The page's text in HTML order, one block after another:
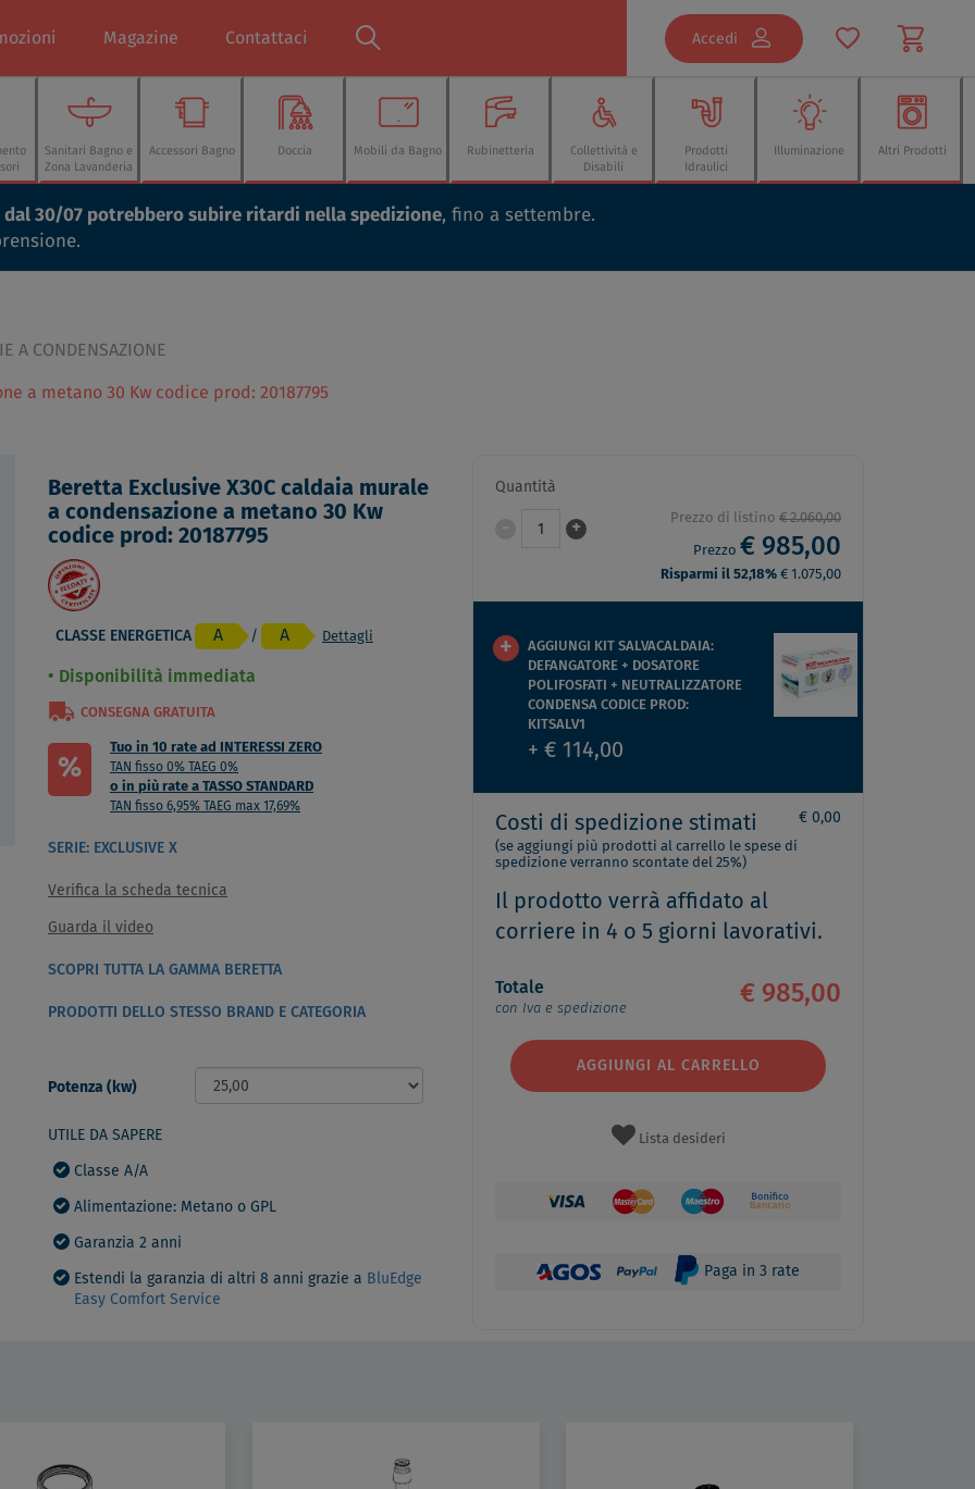
Magazine Contattaci Accedi
Sanitari Bagno e
Zona Lavanderia
Accessori Bagno Doccia Mobili da Bagno Rubinetteria
Collettività e
Disabili
Prodotti
Idraulici
Illuminazione Altri Prodotti
30/07 potrebbero subire ritardi nella spedizione, fino a settembre.
A CONDENSAZIONE
a metano 30 Kw codice prod: 20187795
Beretta Exclusive X30C caldaia murale
a condensazione a metano 30 Kw
codice prod: 20187795
CLASSE ENERGETICA A / A Dettagli
Disponibilità immediata
CONSEGNA GRATUITA
%
Tuo in 10 rate ad INTERESSI ZERO
TAN fisso 0% TAEG 0%
o in più rate a TASSO STANDARD
TAN fisso 6,95% TAEG max 17,69%
SERIE: EXCLUSIVE X
Verifica la scheda tecnica
Guarda il video
SCOPRI TUTTA LA GAMMA BERETTA
PRODOTTI DELLO STESSO BRAND E CATEGORIA
Potenza (kw)
UTILE DA SAPERE
Classe A/A
Alimentazione: Metano o GPL
Garanzia 2 anni
Estendi la garanzia di altri 8 anni grazie a BluEdge
Easy Comfort Service
Quantità
1 +
Prezzo di listino € 2.060,00
Prezzo € 985,00
Risparmi il 52,18% € 1.075,00
AGGIUNGI KIT SALVACALDAIA:
DEFANGATORE + DOSATORE
POLIFOSFATI + NEUTRALIZZATORE
CONDENSA CODICE PROD:
KITSALV1
+ € 114,00
Costi di spedizione stimati € 0,00
(se aggiungi più prodotti al carrello le spese di
spedizione verranno scontate del 25%)
Il prodotto verrà affidato al
corriere in 4 o 5 giorni lavorativi.
Totale
con Iva e spedizione
€ 985,00
AGGIUNGI AL CARRELLO
Lista desideri
Paga in 3 rate